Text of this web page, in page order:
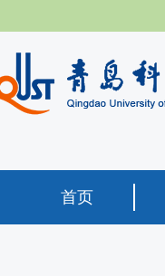
首页